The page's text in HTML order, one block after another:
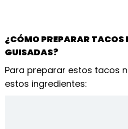
¿CÓMO PREPARAR
GUISADAS?
Para preparar estos tacos
estos ingredientes: